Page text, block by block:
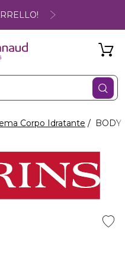
Corpo Idratante BODY